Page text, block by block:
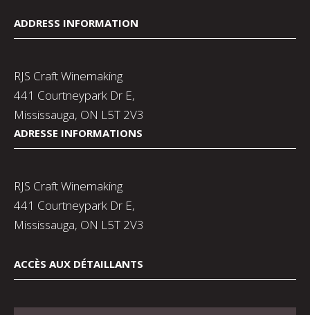
ADDRESS INFORMATION
RJS Craft Winemaking
441 Courtneypark Dr E,
Mississauga, ON L5T 2V3
ADRESSE INFORMATIONS
RJS Craft Winemaking
441 Courtneypark Dr E,
Mississauga, ON L5T 2V3
ACCÈS AUX DÉTAILLANTS